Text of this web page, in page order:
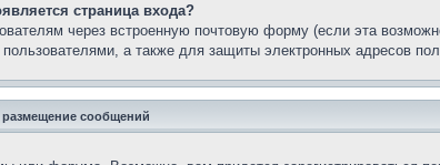
страница входа?
через встроенную почтовую форму (если эта
а также для защиты электронных адресов
размещение сообщений